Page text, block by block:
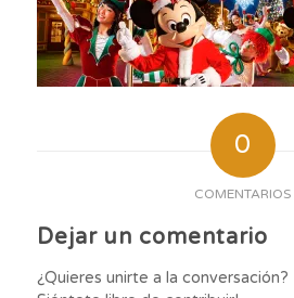
0
COMENTARIOS
Dejar un comentario
¿Quieres unirte a la conversación?